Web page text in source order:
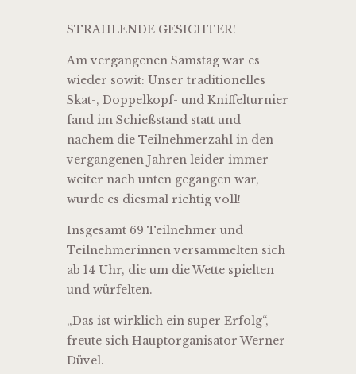
STRAHLENDE GESICHTER!
Am vergangenen Samstag war es
wieder sowit: Unser traditionelles
Skat-, Doppelkopf- und Kniffelturnier
fand im Schießstand statt und
nachem die Teilnehmerzahl in den
vergangenen Jahren leider immer
weiter nach unten gegangen war,
wurde es diesmal richtig voll!
Insgesamt 69 Teilnehmer und
Teilnehmerinnen versammelten sich
ab 14 Uhr, die um die Wette spielten
und würfelten.
„Das ist wirklich ein super Erfolg“,
freute sich Hauptorganisator Werner
Düvel.